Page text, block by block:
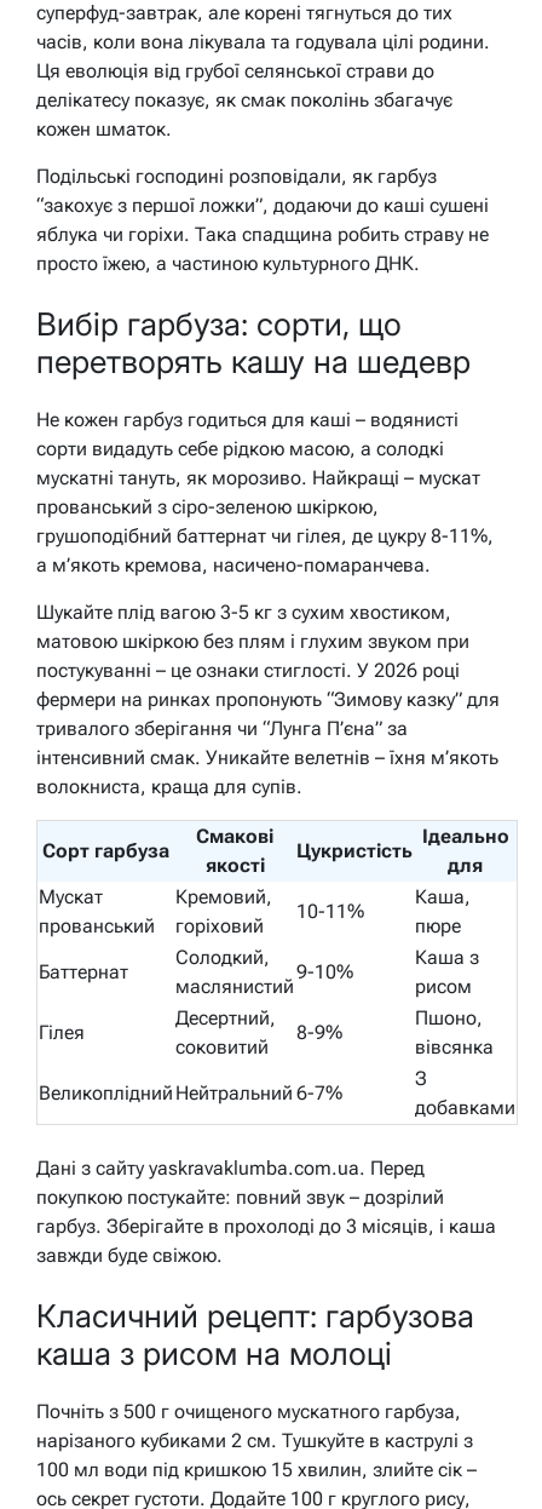
суперфуд-завтрак, але корені тягнуться до тих
часів, коли вона лікувала та годувала цілі родини.
Ця еволюція від грубої селянської страви до
делікатесу показує, як смак поколінь збагачує
кожен шматок.
Подільські господині розповідали, як гарбуз
“закохує з першої ложки”, додаючи до каші сушені
яблука чи горіхи. Така спадщина робить страву не
просто їжею, а частиною культурного ДНК.
Вибір гарбуза: сорти, що
перетворять кашу на шедевр
Не кожен гарбуз годиться для каші – водянисті
сорти видадуть себе рідкою масою, а солодкі
мускатні тануть, як морозиво. Найкращі – мускат
прованський з сіро-зеленою шкіркою,
грушоподібний баттернат чи гілея, де цукру 8-11%,
а м’якоть кремова, насичено-помаранчева.
Шукайте плід вагою 3-5 кг з сухим хвостиком,
матовою шкіркою без плям і глухим звуком при
постукуванні – це ознаки стиглості. У 2026 році
фермери на ринках пропонують “Зимову казку” для
тривалого зберігання чи “Лунга П’єна” за
інтенсивний смак. Уникайте велетнів – їхня м’якоть
волокниста, краща для супів.
Сорт гарбуза
Смакові
якості
Цукристість
Ідеально
для
Мускат
прованський
Кремовий,
горіховий
10-11%
Каша,
пюре
Баттернат
Солодкий,
маслянистий
9-10%
Каша з
рисом
Гілея
Десертний,
соковитий
8-9%
Пшоно,
вівсянка
Великоплідний Нейтральний 6-7%
З
добавками
Дані з сайту yaskravaklumba.com.ua. Перед
покупкою постукайте: повний звук – дозрілий
гарбуз. Зберігайте в прохолоді до 3 місяців, і каша
завжди буде свіжою.
Класичний рецепт: гарбузова
каша з рисом на молоці
Почніть з 500 г очищеного мускатного гарбуза,
нарізаного кубиками 2 см. Тушкуйте в каструлі з
100 мл води під кришкою 15 хвилин, злийте сік –
ось секрет густоти. Додайте 100 г круглого рису,